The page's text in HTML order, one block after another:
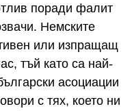
поради фалит
Немските
или изпращащ
тъй като са най-
асоциации
с тях, което ни